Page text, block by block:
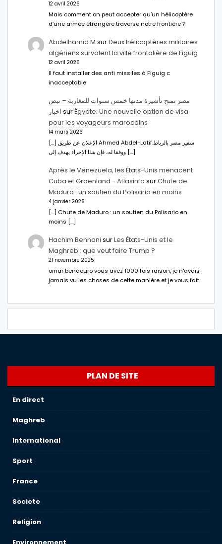
12 avril 2026
Mais comment on peut accepter qu’un hélicoptère
d’une armée étrangère traverse notre frontière ?
Abdelhamid M surDeux hélicoptères militaires
algériens survolent la ville frontalière de Figuig
12 avril 2026
Il faut installer des anti missiles à Figuig c
inacceptable
مصر تمنح تأشيرة مدتها خمس سنوات للمغاربة – نبض
اخبار surÉgypte: Une nouvelle option de visa
pour les voyageurs marocains
14 mars 2026
[…] الإعلان عن طريق Ahmed Abdel-Latifسفير مصر بالرباط.
ووفقا له، فإن هذا الإجراء يهدف إلى […]
Après le Venezuela, les États-Unis menacent
Cuba et Groenland - Atlasinfo surChute de
Maduro : un soutien du Polisario en moins
4 janvier 2026
[…] Chute de Maduro : un soutien du Polisario en
moins […]
Hachim Bennani surLes États-Unis et le
Maghreb : que veut faire Trump ?
21 novembre 2025
omar bendouro vous avez 1000 fois raison, je n'avais
jamais vu les choses de cette manière et je vous fait…
PLAN DE SITE
En direct
Maghreb
International
Sport
France
Societe
Religion
Environnement